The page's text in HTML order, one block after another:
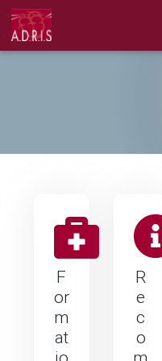
F
or
m
at
R
e
c
o